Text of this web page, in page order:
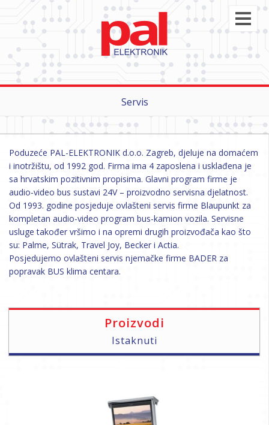
Servis
Poduzeće PAL-ELEKTRONIK d.o.o. Zagreb, djeluje na domaćem
i inotržištu, od 1992 god. Firma ima 4 zaposlena i usklađena je
sa hrvatskim pozitivnim propisima. Glavni program firme je
audio-video bus sustavi 24V – proizvodno servisna djelatnost.
Od 1993. godine posjeduje ovlašteni servis firme Blaupunkt za
kompletan audio-video program bus-kamion vozila. Servisne
usluge također vršimo i na opremi drugih proizvođača kao što
su: Palme, Sütrak, Travel Joy, Becker i Actia.
Posjedujemo ovlašteni servis njemačke firme BADER za
popravak BUS klima centara.
Proizvodi
Istaknuti